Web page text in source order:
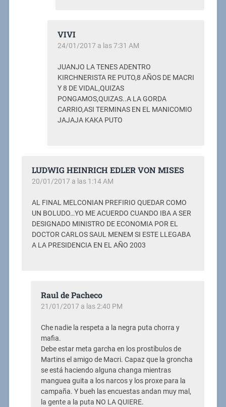
VIVI
24/01/2017 a las 7:31 AM
JUANJO LA TENES ADENTRO
KIRCHNERISTA RE PUTO,8 AÑOS DE MACRI
Y 8 DE VIDAL,QUIZAS
PONGAMOS,QUIZAS..A LA GORDA
CARRIO,ASI TERMINAS EN EL MANICOMIO
JAJAJA KAKA PUTO
LUDWIG HEINRICH EDLER VON MISES
20/01/2017 a las 1:14 AM
AL FINAL MELCONIAN PREFIRIO QUEDAR COMO
UN BOLUDO…YO ME ACUERDO CUANDO IBA A SER
DESIGNADO MINISTRO DE ECONOMIA POR EL
DOCTOR CARLOS SAUL MENEM SI ESTE LLEGABA
A LA PRESIDENCIA EN EL AÑO 2003
Raul de Pacheco
21/01/2017 a las 2:40 PM
Che nadie la respeta a la negra puta chorra y
mafia.
Debe estar meta garcha en los prostíbulos de
Martins el amigo de Macri. Capaz que la groncha
se está haciendo alguna changa mientras
manguea guita a los narcos y los proxe para la
campaña. Y bueh las encuestas andan muy mal,
la gente a la puta NO LA QUIERE.